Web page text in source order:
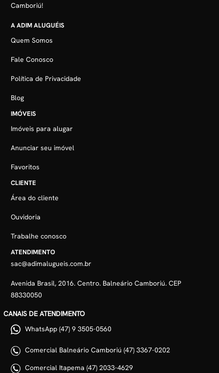
Camboriú!
A ADIM ALUGUÉIS
Quem Somos
Fale Conosco
Política de Privacidade
Blog
IMÓVEIS
Imóveis para alugar
Anunciar seu imóvel
Favoritos
CLIENTE
Área do cliente
Ouvidoria
Trabalhe conosco
ATENDIMENTO
sac@adimalugueis.com.br
Avenida Brasil, 2016. Centro. Balneário Camboriú. CEP
88330050
CANAIS DE ATENDIMENTO
WhatsApp (47) 9 3505-0560
Comercial Balneário Camboriú (47) 3367-0202
Comercial Itapema (47) 2033-4629